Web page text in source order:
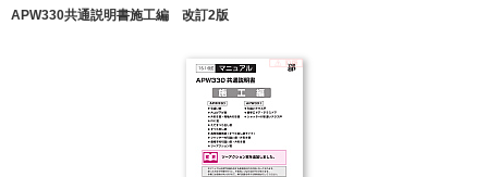
APW330共通説明書施工編 改訂2版